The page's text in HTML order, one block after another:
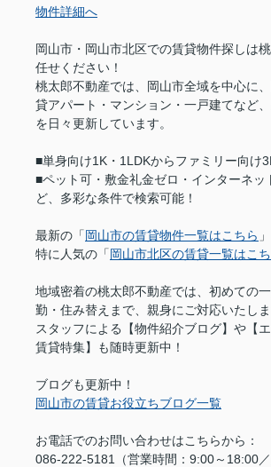
物件詳細へ
岡山市・岡山市北区での賃貸物件探しは
任せください！
桃太郎不動産では、岡山市全域を中心に
貸アパート・マンション・一戸建てなど
を日々更新しています。
■単身向け1K・1LDKからファミリー向け
■ペット可・敷金礼金ゼロ・インターネッ
ど、多彩な条件で検索可能！
最新の「 岡山市の賃貸物件一覧はこちら 」
特に人気の「 岡山市北区の賃貸一覧はこ
地域密着の桃太郎不動産では、初めての
勤・住み替えまで、親身にご対応いたしま
スタッフによる【物件紹介ブログ】や【
賃貸特集】も随時更新中！
ブログも更新中！
岡山市の賃貸お役立ちブログ一覧
お電話でのお問い合わせはこちらから：
086-222-5181（営業時間：9:00～18:00／